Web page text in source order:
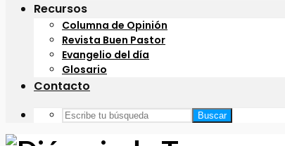
Recursos
Columna de Opinión
Revista Buen Pastor
Evangelio del día
Glosario
Contacto
Buscar